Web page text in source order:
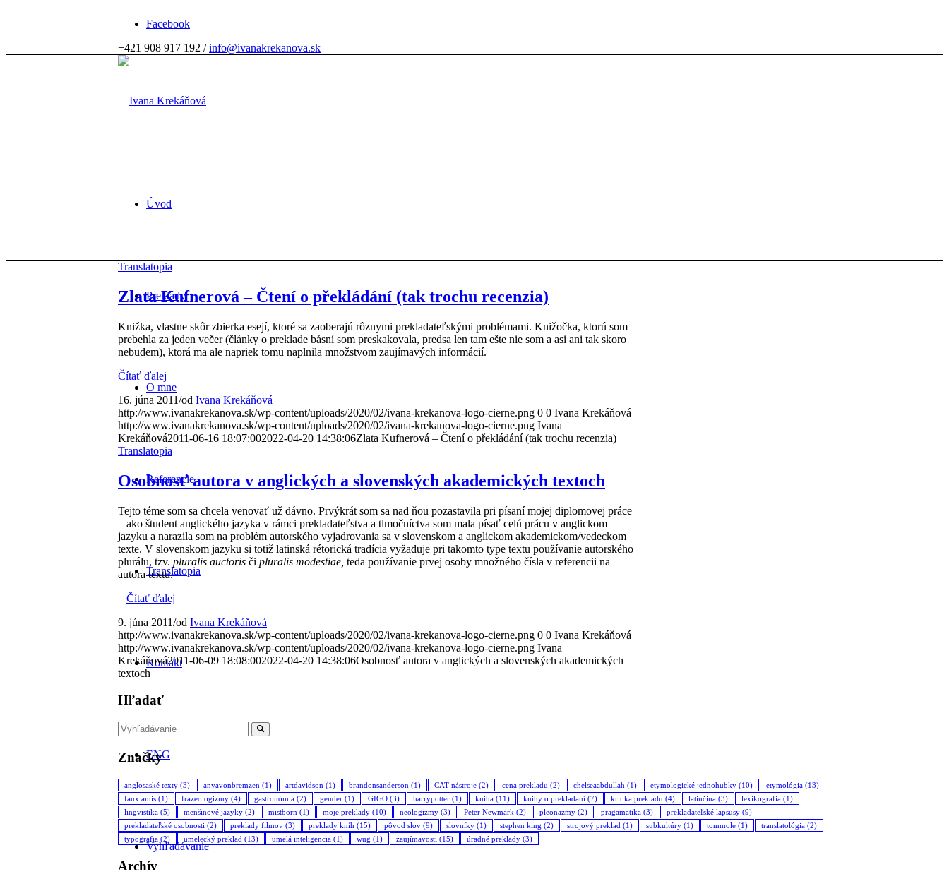
Facebook
+421 908 917 192 /info@ivanakrekanova.sk
Úvod
Preklady
O mne
Referencie
Translatopia
Kontakt
ENG
Vyhľadávanie
Translatopia
Zlata Kufnerová – Čtení o překládání (tak trochu recenzia)
Knižka, vlastne skôr zbierka esejí, ktoré sa zaoberajú rôznymi prekladateľskými problémami. Knižočka, ktorú som
prebehla za jeden večer (články o preklade básní som preskakovala, predsa len tam ešte nie som a asi ani tak skoro
nebudem), ktorá ma ale napriek tomu naplnila množstvom zaujímavých informácií.
Čítať ďalej
16. júna 2011/od Ivana Krekáňová
http://www.ivanakrekanova.sk/wp-content/uploads/2020/02/ivana-krekanova-logo-cierne.png 0 0 Ivana Krekáňová
http://www.ivanakrekanova.sk/wp-content/uploads/2020/02/ivana-krekanova-logo-cierne.png Ivana
Krekáňová2011-06-16 18:07:002022-04-20 14:38:06Zlata Kufnerová – Čtení o překládání (tak trochu recenzia)
Translatopia
Osobnosť autora v anglických a slovenských akademických textoch
Tejto téme som sa chcela venovať už dávno. Prvýkrát som sa nad ňou pozastavila pri písaní mojej diplomovej práce
– ako študent anglického jazyka v rámci prekladateľstva a tlmočníctva som mala písať celú prácu v anglickom
jazyku a narazila som na problém autorského vyjadrovania sa v slovenskom a anglickom akademickom/vedeckom
texte. V slovenskom jazyku si totiž latinská rétorická tradícia vyžaduje pri takomto type textu používanie autorského
plurálu, tzv. pluralis auctoris či pluralis modestiae, teda používanie prvej osoby množného čísla v referencii na
autora textu.
Čítať ďalej
9. júna 2011/od Ivana Krekáňová
http://www.ivanakrekanova.sk/wp-content/uploads/2020/02/ivana-krekanova-logo-cierne.png 0 0 Ivana Krekáňová
http://www.ivanakrekanova.sk/wp-content/uploads/2020/02/ivana-krekanova-logo-cierne.png Ivana
Krekáňová2011-06-09 18:08:002022-04-20 14:38:06Osobnosť autora v anglických a slovenských akademických
textoch
Hľadať
Značky
anglosaské texty (3) anyavonbremzen (1) artdavidson (1) brandonsanderson (1) CAT nástroje (2) cena prekladu (2) chelseaabdullah (1) etymologické jednohubky (10) etymológia (13)
faux amis (1) frazeologizmy (4) gastronómia (2) gender (1) GIGO (3) harrypotter (1) kniha (11) knihy o prekladaní (7) kritika prekladu (4) latinčina (3) lexikografia (1)
lingvistika (5) menšinové jazyky (2) mistborn (1) moje preklady (10) neologizmy (3) Peter Newmark (2) pleonazmy (2) pragamatika (3) prekladateľské lapsusy (9)
prekladateľské osobnosti (2) preklady filmov (3) preklady kníh (15) pôvod slov (9) slovníky (1) stephen king (2) strojový preklad (1) subkultúry (1) tommole (1) translatológia (2)
typografia (2) umelecký preklad (13) umelá inteligencia (1) wug (1) zaujímavosti (15) úradné preklady (3)
Archív